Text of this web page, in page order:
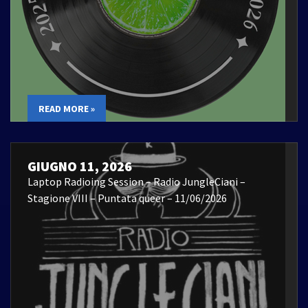
READ MORE »
GIUGNO 11, 2026
Laptop Radioing Session – Radio JungleCiani –
Stagione VIII – Puntata queer – 11/06/2026